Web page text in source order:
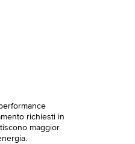
richiesti in
maggior